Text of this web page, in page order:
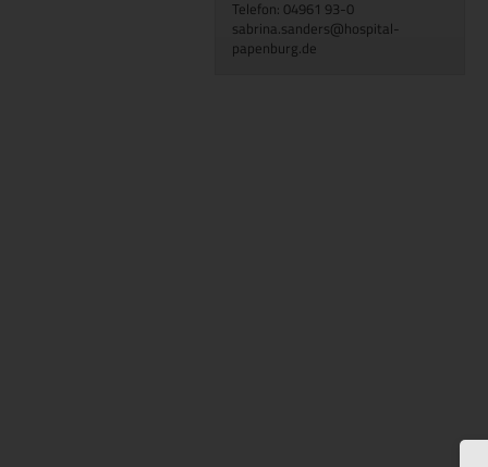
Telefon: 04961 93-0
sabrina.sanders@hospital-
papenburg.de